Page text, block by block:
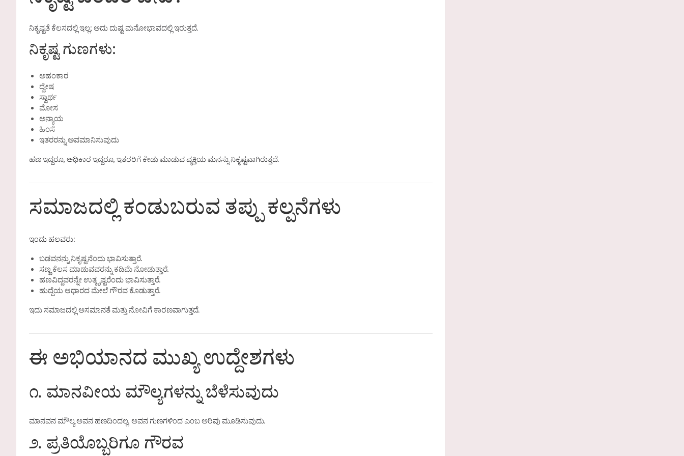
ನಿಕೃಷ್ಟತೆ ಕೆಲಸದಲ್ಲಿ ಇಲ್ಲ; ಅದು ದುಷ್ಟ ಮನೋಭಾವದಲ್ಲಿ ಇರುತ್ತದೆ.
ನಿಕೃಷ್ಟ ಗುಣಗಳು:
ಅಹಂಕಾರ
ದ್ವೇಷ
ಸ್ವಾರ್ಥ
ಮೋಸ
ಅನ್ಯಾಯ
ಹಿಂಸೆ
ಇತರರನ್ನು ಅವಮಾನಿಸುವುದು
ಹಣ ಇದ್ದರೂ, ಅಧಿಕಾರ ಇದ್ದರೂ, ಇತರರಿಗೆ ಕೇಡು ಮಾಡುವ ವ್ಯಕ್ತಿಯ ಮನಸ್ಸು ನಿಕೃಷ್ಟವಾಗಿರುತ್ತದೆ.
ಸಮಾಜದಲ್ಲಿ ಕಂಡುಬರುವ ತಪ್ಪು ಕಲ್ಪನೆಗಳು
ಇಂದು ಹಲವರು:
ಬಡವನನ್ನು ನಿಕೃಷ್ಟನೆಂದು ಭಾವಿಸುತ್ತಾರೆ.
ಸಣ್ಣ ಕೆಲಸ ಮಾಡುವವರನ್ನು ಕಡಿಮೆ ನೋಡುತ್ತಾರೆ.
ಹಣವಿದ್ದವರನ್ನೇ ಉತ್ಕೃಷ್ಟರೆಂದು ಭಾವಿಸುತ್ತಾರೆ.
ಹುದ್ದೆಯ ಆಧಾರದ ಮೇಲೆ ಗೌರವ ಕೊಡುತ್ತಾರೆ.
ಇದು ಸಮಾಜದಲ್ಲಿ ಅಸಮಾನತೆ ಮತ್ತು ನೋವಿಗೆ ಕಾರಣವಾಗುತ್ತದೆ.
ಈ ಅಭಿಯಾನದ ಮುಖ್ಯ ಉದ್ದೇಶಗಳು
೧. ಮಾನವೀಯ ಮೌಲ್ಯಗಳನ್ನು ಬೆಳೆಸುವುದು
ಮಾನವನ ಮೌಲ್ಯ ಅವನ ಹಣದಿಂದಲ್ಲ, ಅವನ ಗುಣಗಳಿಂದ ಎಂಬ ಅರಿವು ಮೂಡಿಸುವುದು.
೨. ಪ್ರತಿಯೊಬ್ಬರಿಗೂ ಗೌರವ